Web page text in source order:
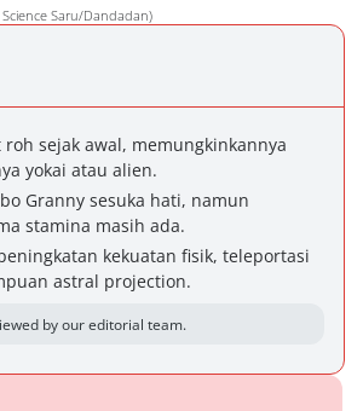
Saru/Dandadan)
sejak awal, memungkinkannya
yokai atau alien.
Granny sesuka hati, namun
stamina masih ada.
kekuatan fisik, teleportasi
astral projection.
by our editorial team.